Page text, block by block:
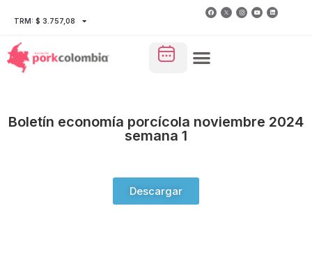
TRM: $ 3.757,08
Boletín economía porcícola noviembre 2024
semana 1
Descargar